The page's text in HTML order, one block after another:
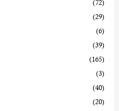
(72)
(29)
(6)
(39)
(165)
(3)
(40)
(20)